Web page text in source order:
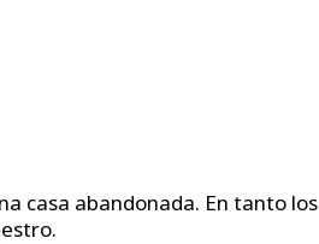
casa abandonada. En tanto los